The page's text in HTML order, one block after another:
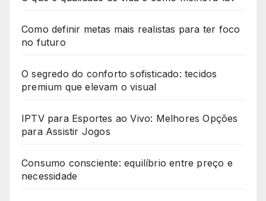
Como definir metas mais realistas para ter foco
no futuro
O segredo do conforto sofisticado: tecidos
premium que elevam o visual
IPTV para Esportes ao Vivo: Melhores Opções
para Assistir Jogos
Consumo consciente: equilíbrio entre preço e
necessidade